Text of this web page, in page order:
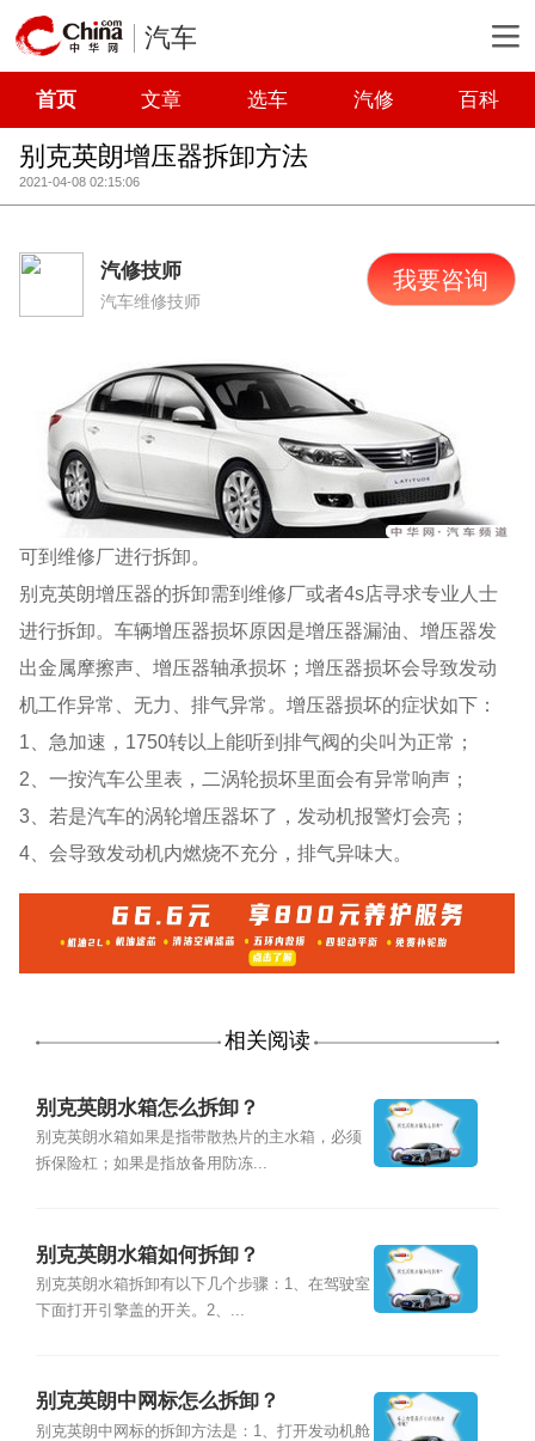
汽车
首页 文章 选车 汽修 百科
别克英朗增压器拆卸方法
2021-04-08 02:15:06
汽修技师
汽车维修技师
我要咨询
可到维修厂进行拆卸。
别克英朗增压器的拆卸需到维修厂或者4s店寻求专业人士
进行拆卸。车辆增压器损坏原因是增压器漏油、增压器发
出金属摩擦声、增压器轴承损坏；增压器损坏会导致发动
机工作异常、无力、排气异常。增压器损坏的症状如下：
1、急加速，1750转以上能听到排气阀的尖叫为正常；
2、一按汽车公里表，二涡轮损坏里面会有异常响声；
3、若是汽车的涡轮增压器坏了，发动机报警灯会亮；
4、会导致发动机内燃烧不充分，排气异味大。
相关阅读
别克英朗水箱怎么拆卸？
别克英朗水箱如果是指带散热片的主水箱，必须
拆保险杠；如果是指放备用防冻...
别克英朗水箱如何拆卸？
别克英朗水箱拆卸有以下几个步骤：1、在驾驶室
下面打开引擎盖的开关。2、...
别克英朗中网标怎么拆卸？
别克英朗中网标的拆卸方法是：1、打开发动机舱